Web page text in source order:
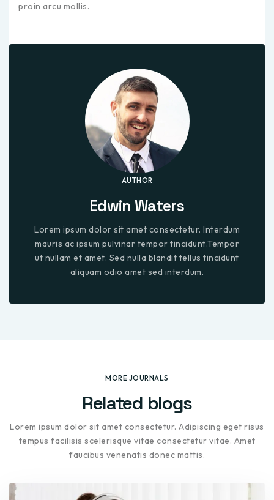
proin arcu mollis.
AUTHOR
Edwin Waters
Lorem ipsum dolor sit amet consectetur. Interdum
mauris ac ipsum pulvinar tempor tincidunt.Tempor
ut nullam et amet. Sed nulla blandit tellus tincidunt
aliquam odio amet sed interdum.
MORE JOURNALS
Related blogs
Lorem ipsum dolor sit amet consectetur. Adipiscing eget risus
tempus facilisis scelerisque vitae consectetur vitae. Amet
faucibus venenatis donec mattis.